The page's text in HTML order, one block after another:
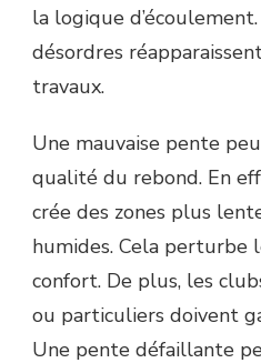
la logique
désordres
travaux.
Une mauvaise pente
qualité du rebond. En
crée des zones plus
humides. Cela
confort. De plus, les
ou particuliers doivent
Une pente défaillante